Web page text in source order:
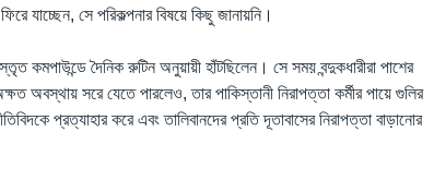
যাচ্ছেন, সে পরিকল্পনার বিষয়ে কিছু জানায়নি।
কমপাউন্ডে দৈনিক রুটিন অনুয়ায়ী হাঁটছিলেন। সে সময় বন্দুকধারীরা পাশের
অবস্থায় সরে যেতে পারলেও, তার পাকিস্তানী নিরাপত্তা কর্মীর পায়ে গুলির
প্রত্যাহার করে এবং তালিবানদের প্রতি দূতাবাসের নিরাপত্তা বাড়ানোর